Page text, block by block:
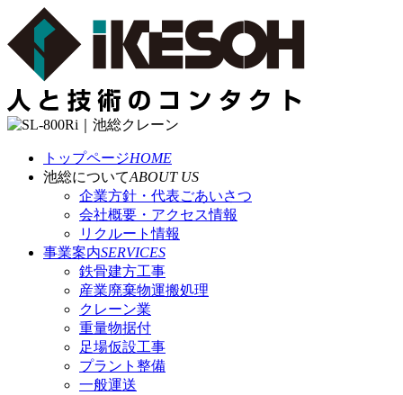
トップページHOME
池総についてABOUT US
企業方針・代表ごあいさつ
会社概要・アクセス情報
リクルート情報
事業案内SERVICES
鉄骨建方工事
産業廃棄物運搬処理
クレーン業
重量物据付
足場仮設工事
プラント整備
一般運送